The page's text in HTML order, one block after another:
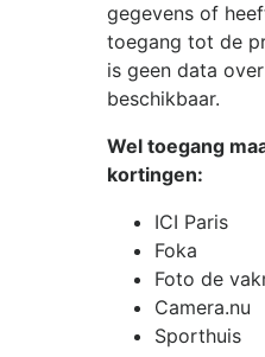
gegevens of
toegang tot de
is geen data
beschikbaar.
Wel toegang
kortingen:
ICI Paris
Foka
Foto de
Camera.nu
Sporthuis